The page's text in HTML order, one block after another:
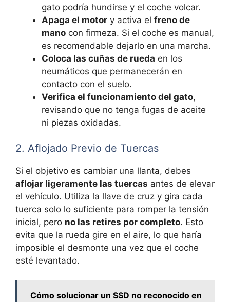
gato podría hundirse y el coche volcar.
Apaga el motor y activa el freno de
mano con firmeza. Si el coche es manual,
es recomendable dejarlo en una marcha.
Coloca las cuñas de rueda en los
neumáticos que permanecerán en
contacto con el suelo.
Verifica el funcionamiento del gato,
revisando que no tenga fugas de aceite
ni piezas oxidadas.
2. Aflojado Previo de Tuercas
Si el objetivo es cambiar una llanta, debes
aflojar ligeramente las tuercas antes de elevar
el vehículo. Utiliza la llave de cruz y gira cada
tuerca solo lo suficiente para romper la tensión
inicial, pero no las retires por completo. Esto
evita que la rueda gire en el aire, lo que haría
imposible el desmonte una vez que el coche
esté levantado.
Cómo solucionar un SSD no reconocido en